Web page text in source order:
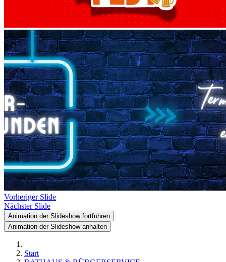
Vorheriger Slide
Nächster Slide
Animation der Slideshow fortführen
Animation der Slideshow anhalten
Start